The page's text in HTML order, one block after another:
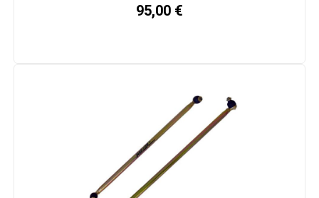
95,00 €